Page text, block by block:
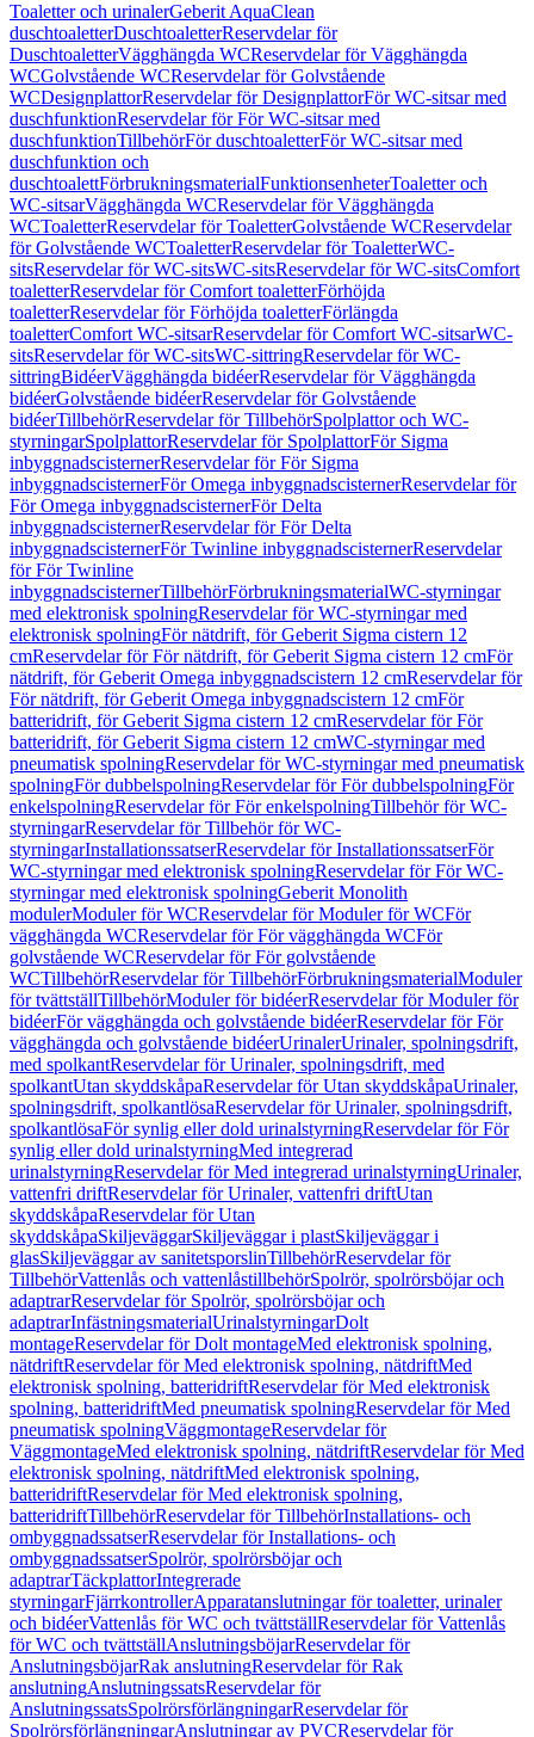
Toaletter och urinalerGeberit AquaClean
duschtoaletterDuschtoaletterReservdelar för
DuschtoaletterVägghängda WCReservdelar för Vägghängda
WCGolvstående WCReservdelar för Golvstående
WCDesignplattorReservdelar för DesignplattorFör WC-sitsar med
duschfunktionReservdelar för För WC-sitsar med
duschfunktionTillbehörFör duschtoaletterFör WC-sitsar med
duschfunktion och
duschtoalettFörbrukningsmaterialFunktionsenheterToaletter och
WC-sitsarVägghängda WCReservdelar för Vägghängda
WCToaletterReservdelar för ToaletterGolvstående WCReservdelar
för Golvstående WCToaletterReservdelar för ToaletterWC-
sitsReservdelar för WC-sitsWC-sitsReservdelar för WC-sitsComfort
toaletterReservdelar för Comfort toaletterFörhöjda
toaletterReservdelar för Förhöjda toaletterFörlängda
toaletterComfort WC-sitsarReservdelar för Comfort WC-sitsarWC-
sitsReservdelar för WC-sitsWC-sittringReservdelar för WC-
sittringBidéerVägghängda bidéerReservdelar för Vägghängda
bidéerGolvstående bidéerReservdelar för Golvstående
bidéerTillbehörReservdelar för TillbehörSpolplattor och WC-
styrningarSpolplattorReservdelar för SpolplattorFör Sigma
inbyggnadscisternerReservdelar för För Sigma
inbyggnadscisternerFör Omega inbyggnadscisternerReservdelar för
För Omega inbyggnadscisternerFör Delta
inbyggnadscisternerReservdelar för För Delta
inbyggnadscisternerFör Twinline inbyggnadscisternerReservdelar
för För Twinline
inbyggnadscisternerTillbehörFörbrukningsmaterialWC-styrningar
med elektronisk spolningReservdelar för WC-styrningar med
elektronisk spolningFör nätdrift, för Geberit Sigma cistern 12
cmReservdelar för För nätdrift, för Geberit Sigma cistern 12 cmFör
nätdrift, för Geberit Omega inbyggnadscistern 12 cmReservdelar för
För nätdrift, för Geberit Omega inbyggnadscistern 12 cmFör
batteridrift, för Geberit Sigma cistern 12 cmReservdelar för För
batteridrift, för Geberit Sigma cistern 12 cmWC-styrningar med
pneumatisk spolningReservdelar för WC-styrningar med pneumatisk
spolningFör dubbelspolningReservdelar för För dubbelspolningFör
enkelspolningReservdelar för För enkelspolningTillbehör för WC-
styrningarReservdelar för Tillbehör för WC-
styrningarInstallationssatserReservdelar för InstallationssatserFör
WC-styrningar med elektronisk spolningReservdelar för För WC-
styrningar med elektronisk spolningGeberit Monolith
modulerModuler för WCReservdelar för Moduler för WCFör
vägghängda WCReservdelar för För vägghängda WCFör
golvstående WCReservdelar för För golvstående
WCTillbehörReservdelar för TillbehörFörbrukningsmaterialModuler
för tvättställTillbehörModuler för bidéerReservdelar för Moduler för
bidéerFör vägghängda och golvstående bidéerReservdelar för För
vägghängda och golvstående bidéerUrinalerUrinaler, spolningsdrift,
med spolkantReservdelar för Urinaler, spolningsdrift, med
spolkantUtan skyddskåpaReservdelar för Utan skyddskåpaUrinaler,
spolningsdrift, spolkantlösaReservdelar för Urinaler, spolningsdrift,
spolkantlösaFör synlig eller dold urinalstyrningReservdelar för För
synlig eller dold urinalstyrningMed integrerad
urinalstyrningReservdelar för Med integrerad urinalstyrningUrinaler,
vattenfri driftReservdelar för Urinaler, vattenfri driftUtan
skyddskåpaReservdelar för Utan
skyddskåpaSkiljeväggarSkiljeväggar i plastSkiljeväggar i
glasSkiljeväggar av sanitetsporslinTillbehörReservdelar för
TillbehörVattenlås och vattenlåstillbehörSpolrör, spolrörsböjar och
adaptrarReservdelar för Spolrör, spolrörsböjar och
adaptrarInfästningsmaterialUrinalstyrningarDolt
montageReservdelar för Dolt montageMed elektronisk spolning,
nätdriftReservdelar för Med elektronisk spolning, nätdriftMed
elektronisk spolning, batteridriftReservdelar för Med elektronisk
spolning, batteridriftMed pneumatisk spolningReservdelar för Med
pneumatisk spolningVäggmontageReservdelar för
VäggmontageMed elektronisk spolning, nätdriftReservdelar för Med
elektronisk spolning, nätdriftMed elektronisk spolning,
batteridriftReservdelar för Med elektronisk spolning,
batteridriftTillbehörReservdelar för TillbehörInstallations- och
ombyggnadssatserReservdelar för Installations- och
ombyggnadssatserSpolrör, spolrörsböjar och
adaptrarTäckplattorIntegrerade
styrningarFjärrkontrollerApparatanslutningar för toaletter, urinaler
och bidéerVattenlås för WC och tvättställReservdelar för Vattenlås
för WC och tvättställAnslutningsböjarReservdelar för
AnslutningsböjarRak anslutningReservdelar för Rak
anslutningAnslutningssatsReservdelar för
AnslutningssatsSpolrörsförlängningarReservdelar för
SpolrörsförlängningarAnslutningar av PVCReservdelar för